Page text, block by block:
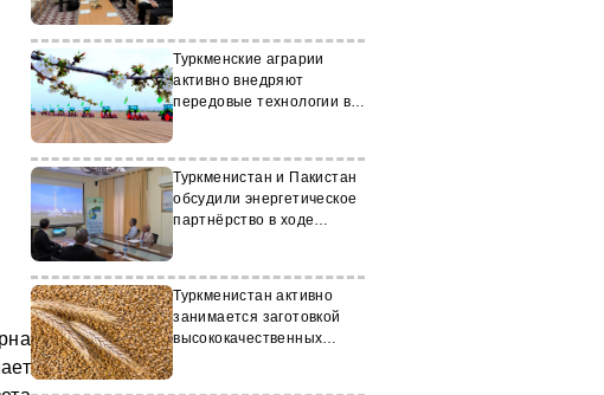
Туркменские аграрии
активно внедряют
передовые технологии в
Туркменистан и Пакистан
обсудили энергетическое
партнёрство в ходе
Туркменистан активно
занимается заготовкой
высококачественных